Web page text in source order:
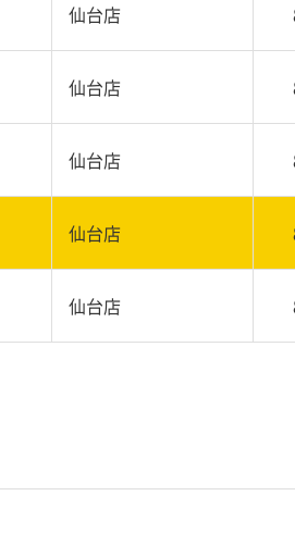
仙台店
仙台店
仙台店
仙台店
仙台店